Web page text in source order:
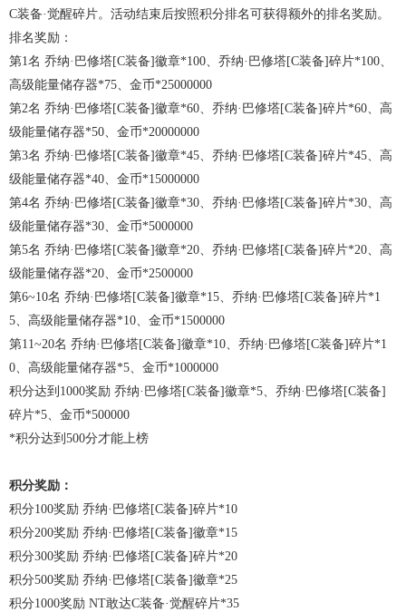
C装备·觉醒碎片。活动结束后按照积分排名可获得额外的排名奖励。
排名奖励：
第1名 乔纳·巴修塔[C装备]徽章*100、乔纳·巴修塔[C装备]碎片*100、
高级能量储存器*75、金币*25000000
第2名 乔纳·巴修塔[C装备]徽章*60、乔纳·巴修塔[C装备]碎片*60、高
级能量储存器*50、金币*20000000
第3名 乔纳·巴修塔[C装备]徽章*45、乔纳·巴修塔[C装备]碎片*45、高
级能量储存器*40、金币*15000000
第4名 乔纳·巴修塔[C装备]徽章*30、乔纳·巴修塔[C装备]碎片*30、高
级能量储存器*30、金币*5000000
第5名 乔纳·巴修塔[C装备]徽章*20、乔纳·巴修塔[C装备]碎片*20、高
级能量储存器*20、金币*2500000
第6~10名 乔纳·巴修塔[C装备]徽章*15、乔纳·巴修塔[C装备]碎片*1
5、高级能量储存器*10、金币*1500000
第11~20名 乔纳·巴修塔[C装备]徽章*10、乔纳·巴修塔[C装备]碎片*1
0、高级能量储存器*5、金币*1000000
积分达到1000奖励 乔纳·巴修塔[C装备]徽章*5、乔纳·巴修塔[C装备]
碎片*5、金币*500000
*积分达到500分才能上榜
积分奖励：
积分100奖励 乔纳·巴修塔[C装备]碎片*10
积分200奖励 乔纳·巴修塔[C装备]徽章*15
积分300奖励 乔纳·巴修塔[C装备]碎片*20
积分500奖励 乔纳·巴修塔[C装备]徽章*25
积分1000奖励 NT敢达C装备·觉醒碎片*35